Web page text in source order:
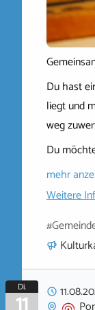
Du hast
liegt und
weg
Du
mehr
Weitere
Di.